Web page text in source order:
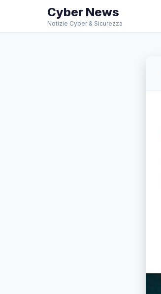
Cyber News
Notizie Cyber & Sicurezza